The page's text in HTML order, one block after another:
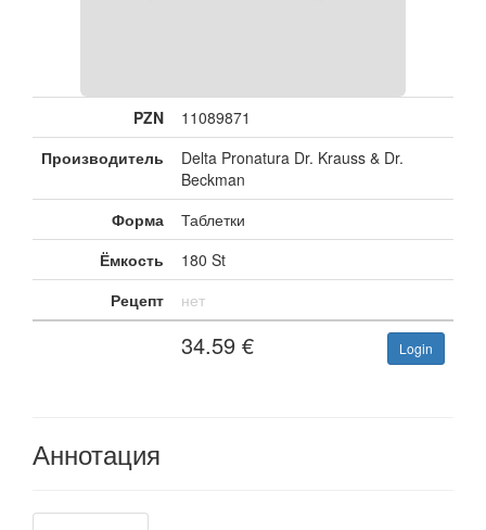
PZN
11089871
Производитель
Delta Pronatura Dr. Krauss & Dr.
Beckman
Форма
Таблетки
Ёмкость
180 St
Рецепт
нет
34.59 € Login
Аннотация